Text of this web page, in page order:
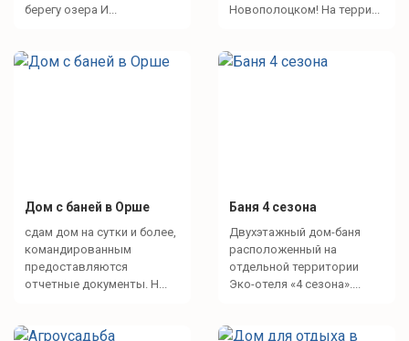
берегу озера И...
Новополоцком! На терри...
Дом с баней в Орше
сдам дом на сутки и более,
командированным
предоставляются
отчетные документы. Н...
Баня 4 сезона
Двухэтажный дом-баня
расположенный на
отдельной территории
Эко-отеля «4 сезона»....